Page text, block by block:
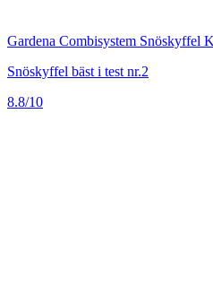
Gardena Combisystem Snöskyffel
Snöskyffel bäst i test nr.2
8.8/10